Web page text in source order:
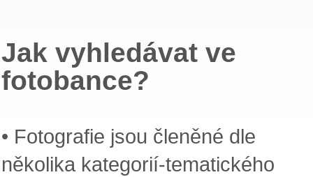
Jak vyhledávat ve
fotobance?
• Fotografie jsou členěné dle
několika kategorií-tematického